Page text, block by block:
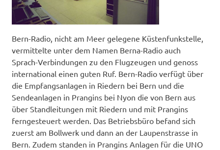
Bern-Radio, nicht am Meer gelegene Küstenfunkstelle,
vermittelte unter dem Namen Berna-Radio auch
Sprach-Verbindungen zu den Flugzeugen und genoss
international einen guten Ruf. Bern-Radio verfügt über
die Empfangsanlagen in Riedern bei Bern und die
Sendeanlagen in Prangins bei Nyon die von Bern aus
über Standleitungen mit Riedern und mit Prangins
ferngesteuert werden. Das Betriebsbüro befand sich
zuerst am Bollwerk und dann an der Laupenstrasse in
Bern. Zudem standen in Prangins Anlagen für die UNO